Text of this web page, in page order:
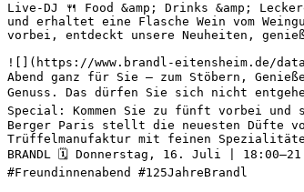
Live-DJ 🍴 Food &amp; Drinks &amp;
und erhaltet eine Flasche Wein vom
vorbei, entdeckt unsere Neuheiten,
![](https://www.brandl-eitensheim.de/data/
Abend ganz für Sie – zum Stöbern,
Genuss. Das dürfen Sie sich nicht
Special: Kommen Sie zu fünft vorbei
Berger Paris stellt die neuesten Düfte
Trüffelmanufaktur mit feinen
BRANDL 🗓️ Donnerstag, 16. Juli |
#Freundinnenabend #125JahreBrandl